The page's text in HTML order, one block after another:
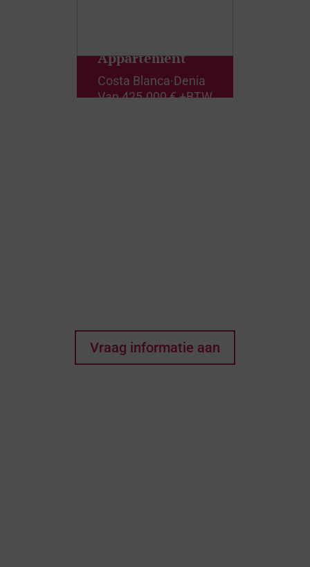
Appartement
Costa Blanca·Denia
Van425.000 € +BTW
Vraag informatie aan